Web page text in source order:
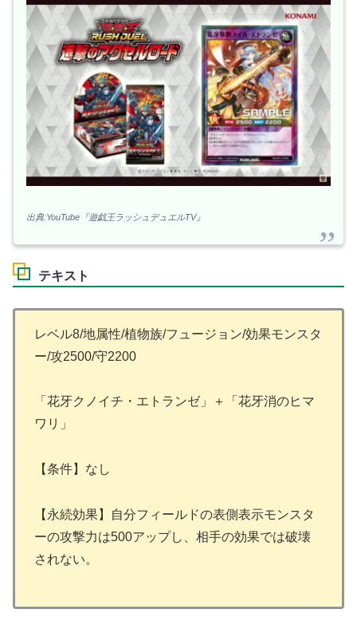
出典:YouTube『遊戯王ラッシュデュエルTV』
テキスト
レベル8/地属性/植物族/フュージョン/効果モンスタ
ー/攻2500/守2200
「花牙クノイチ・エトランゼ」＋「花牙消のヒマ
ワリ」
【条件】なし
【永続効果】自分フィールドの表側表示モンスタ
ーの攻撃力は500アップし、相手の効果では破壊
されない。